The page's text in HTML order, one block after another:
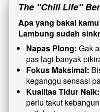
The "Chill Life"
Apa yang bakal
Lambung sudah
Napas Plong: Gak
pas lagi banyak
Fokus Maksimal:
keganggu sensasi
Kualitas Tidur Naik:
perlu takut